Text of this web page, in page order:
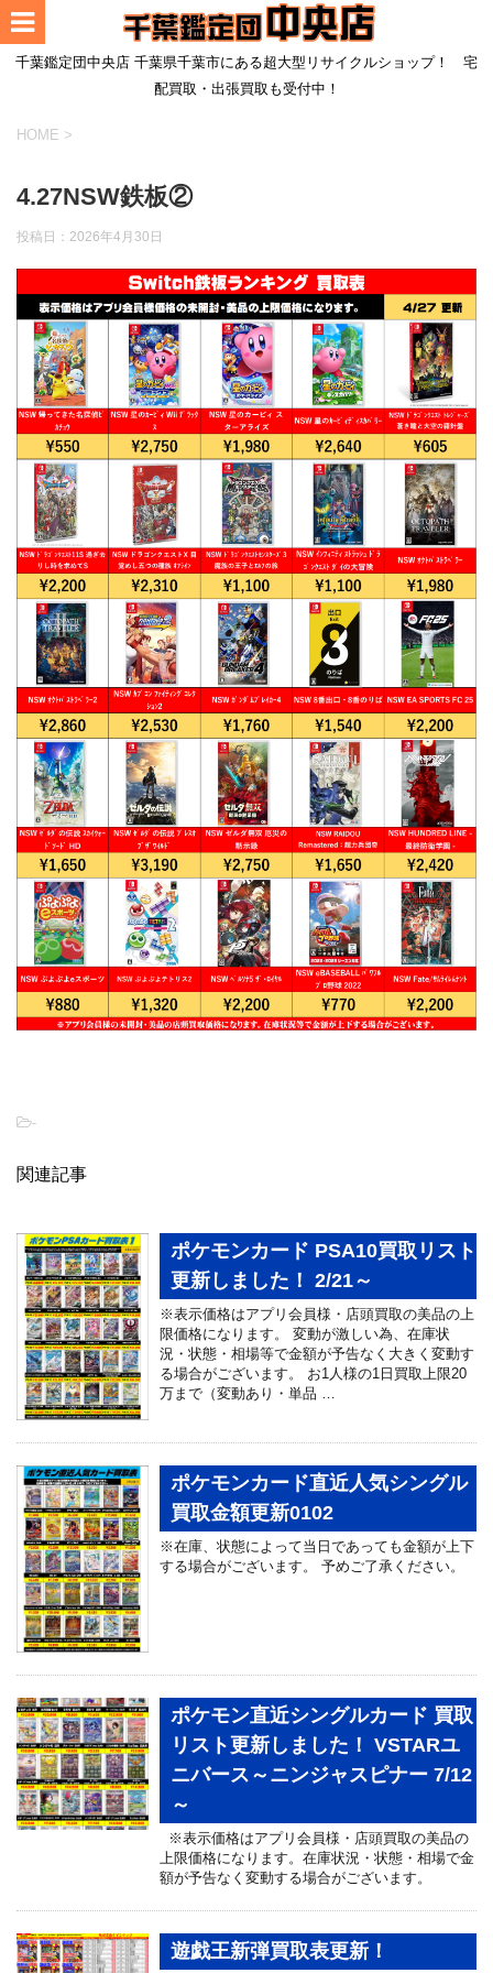
千葉鑑定団中央店 千葉県千葉市にある超大型リサイクルショップ！ 宅
配買取・出張買取も受付中！
HOME >
4.27NSW鉄板②
投稿日： 2026年4月30日
-
関連記事
ポケモンカード PSA10買取リスト
更新しました！ 2/21～
※表示価格はアプリ会員様・店頭買取の美品の上
限価格になります。 変動が激しい為、在庫状
況・状態・相場等で金額が予告なく大きく変動す
る場合がございます。 お1人様の1日買取上限20
万まで（変動あり・単品 …
ポケモンカード直近人気シングル
買取金額更新0102
※在庫、状態によって当日であっても金額が上下
する場合がございます。 予めご了承ください。
ポケモン直近シングルカード 買取
リスト更新しました！ VSTARユ
ニバース～ニンジャスピナー 7/12
～
※表示価格はアプリ会員様・店頭買取の美品の
上限価格になります。在庫状況・状態・相場で金
額が予告なく変動する場合がございます。
遊戯王新弾買取表更新！